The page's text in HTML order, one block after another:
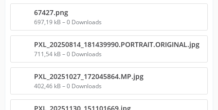
67427.png
697,19 kB – 0 Downloads
PXL_20250814_181439990.PORTRAIT.ORIGINAL.jpg
711,54 kB – 0 Downloads
PXL_20251027_172045864.MP.jpg
402,46 kB – 0 Downloads